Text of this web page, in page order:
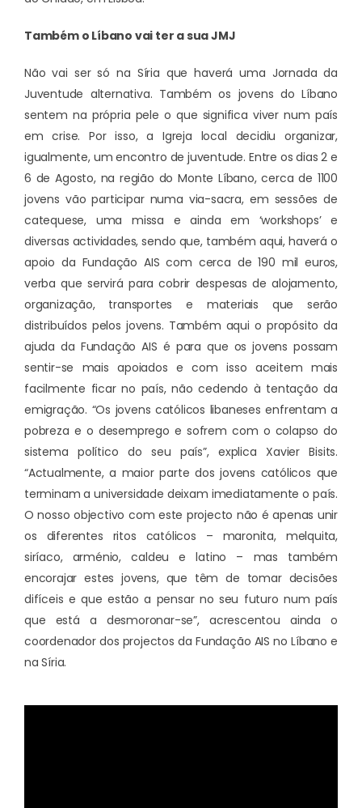
Também o Líbano vai ter a sua JMJ
Não vai ser só na Síria que haverá uma Jornada da
Juventude alternativa. Também os jovens do Líbano
sentem na própria pele o que significa viver num país
em crise. Por isso, a Igreja local decidiu organizar,
igualmente, um encontro de juventude. Entre os dias 2 e
6 de Agosto, na região do Monte Líbano, cerca de 1100
jovens vão participar numa via-sacra, em sessões de
catequese, uma missa e ainda em ‘workshops’ e
diversas actividades, sendo que, também aqui, haverá o
apoio da Fundação AIS com cerca de 190 mil euros,
verba que servirá para cobrir despesas de alojamento,
organização, transportes e materiais que serão
distribuídos pelos jovens. Também aqui o propósito da
ajuda da Fundação AIS é para que os jovens possam
sentir-se mais apoiados e com isso aceitem mais
facilmente ficar no país, não cedendo à tentação da
emigração. “Os jovens católicos libaneses enfrentam a
pobreza e o desemprego e sofrem com o colapso do
sistema político do seu país”, explica Xavier Bisits.
“Actualmente, a maior parte dos jovens católicos que
terminam a universidade deixam imediatamente o país.
O nosso objectivo com este projecto não é apenas unir
os diferentes ritos católicos – maronita, melquita,
siríaco, arménio, caldeu e latino – mas também
encorajar estes jovens, que têm de tomar decisões
difíceis e que estão a pensar no seu futuro num país
que está a desmoronar-se”, acrescentou ainda o
coordenador dos projectos da Fundação AIS no Líbano e
na Síria.